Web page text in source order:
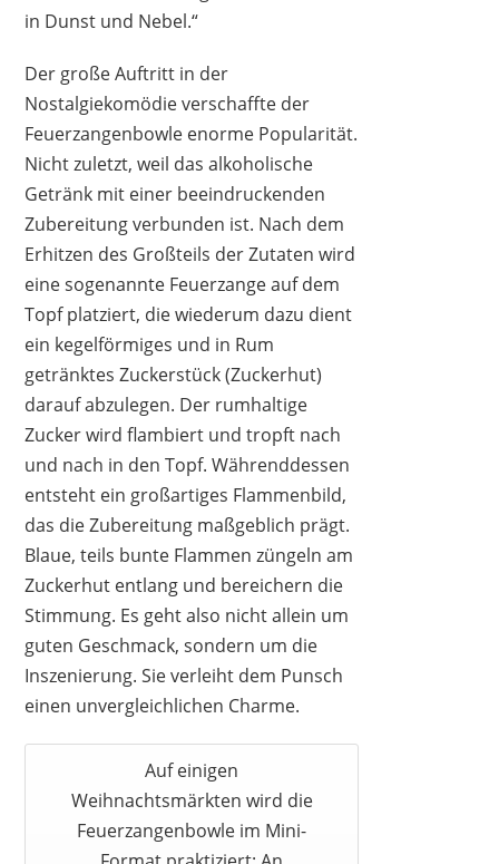
COPPER GARDEN
KOCHMANN GERMANY
45,90 €*
in Dunst und Nebel.“
Der große Auftritt in der
Nostalgiekomödie verschaffte der
Feuerzangenbowle enorme Popularität.
Nicht zuletzt, weil das alkoholische
Getränk mit einer beeindruckenden
Zubereitung verbunden ist. Nach dem
Erhitzen des Großteils der Zutaten wird
eine sogenannte Feuerzange auf dem
Topf platziert, die wiederum dazu dient
ein kegelförmiges und in Rum
getränktes Zuckerstück (Zuckerhut)
darauf abzulegen. Der rumhaltige
Zucker wird flambiert und tropft nach
und nach in den Topf. Währenddessen
entsteht ein großartiges Flammenbild,
das die Zubereitung maßgeblich prägt.
Blaue, teils bunte Flammen züngeln am
Zuckerhut entlang und bereichern die
Stimmung. Es geht also nicht allein um
guten Geschmack, sondern um die
Inszenierung. Sie verleiht dem Punsch
einen unvergleichlichen Charme.
Auf einigen
Weihnachtsmärkten wird die
Feuerzangenbowle im Mini-